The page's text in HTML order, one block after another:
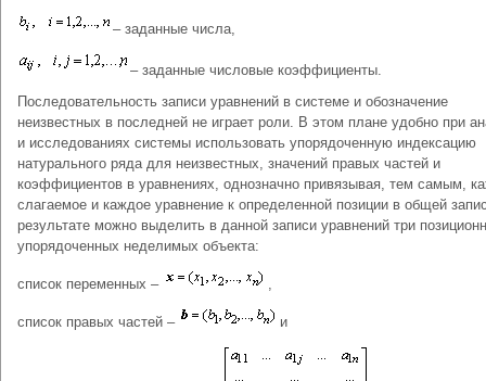
– заданные числа,
– заданные числовые коэффициенты.
Последовательность записи уравнений в системе и обозначение
неизвестных в последней не играет роли. В этом плане удобно при
и исследованиях системы использовать упорядоченную индексацию
натурального ряда для неизвестных, значений правых частей и
коэффициентов в уравнениях, однозначно привязывая, тем самым,
слагаемое и каждое уравнение к определенной позиции в общей
результате можно выделить в данной записи уравнений три
упорядоченных неделимых объекта:
список переменных – ,
список правых частей – и